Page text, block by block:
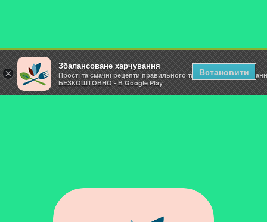
×
Збалансоване харчування
Прості та смачні рецепти правильного та здорового
БЕЗКОШТОВНО - В Google Play
Встановити